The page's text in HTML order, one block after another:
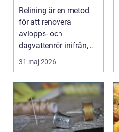
stambyte
Relining är en metod
för att renovera
avlopps- och
dagvattenrör inifrån,
utan att byta ut hela
rörsy...
31 maj 2026